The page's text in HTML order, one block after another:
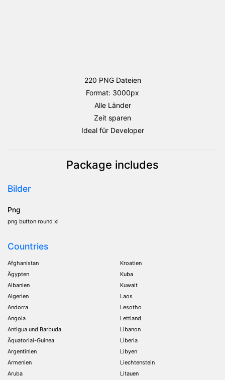
220 PNG Dateien
Format: 3000px
Alle Länder
Zeit sparen
Ideal für Developer
Package includes
Bilder
Png
png button round xl
Countries
Afghanistan
Ägypten
Albanien
Algerien
Andorra
Angola
Antigua und Barbuda
Äquatorial-Guinea
Argentinien
Armenien
Aruba
Kroatien
Kuba
Kuwait
Laos
Lesotho
Lettland
Libanon
Liberia
Libyen
Liechtenstein
Litauen